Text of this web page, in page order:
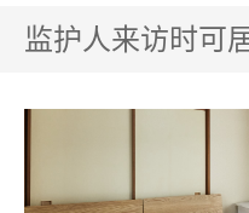
监护人来访时可